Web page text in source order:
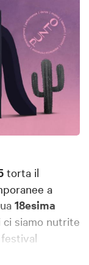
torta il
a
18esima
ci siamo nutrite